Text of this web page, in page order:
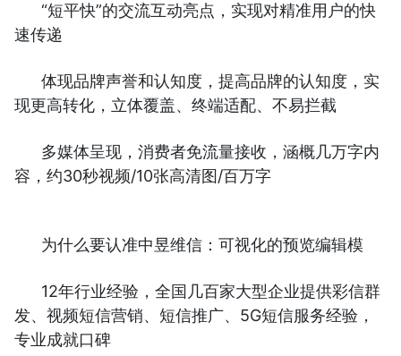
“短平快”的交流互动亮点，实现对精准用户的快
速传递
体现品牌声誉和认知度，提高品牌的认知度，实
现更高转化，立体覆盖、终端适配、不易拦截
多媒体呈现，消费者免流量接收，涵概几万字内
容，约30秒视频/10张高清图/百万字
为什么要认准中昱维信：可视化的预览编辑模
12年行业经验，全国几百家大型企业提供彩信群
发、视频短信营销、短信推广、5G短信服务经验，
专业成就口碑